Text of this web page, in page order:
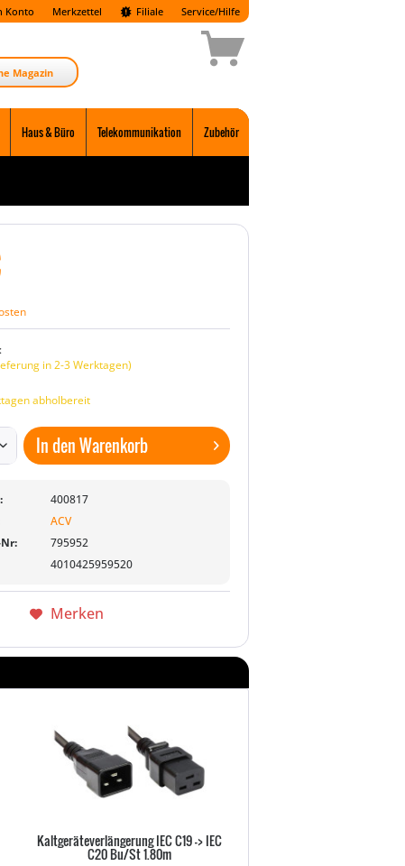
Konto Merkzettel Filiale Service/Hilfe
Magazin
Haus & Büro Telekommunikation Zubehör
in 2-3 Werktagen)
abholbereit
In denWarenkorb
400817
ACV
795952
4010425959520
Merken
Kaltgeräteverlängerung IEC C19 -> IEC
C20 Bu/St 1.80m